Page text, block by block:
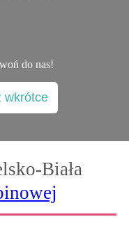
do nas!
wkrótce
Biała